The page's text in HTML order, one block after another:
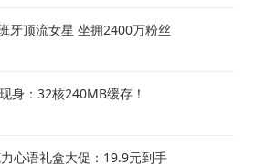
牙顶流女星 坐拥2400万粉丝
身：32核240MB缓存！
心语礼盒大促：19.9元到手